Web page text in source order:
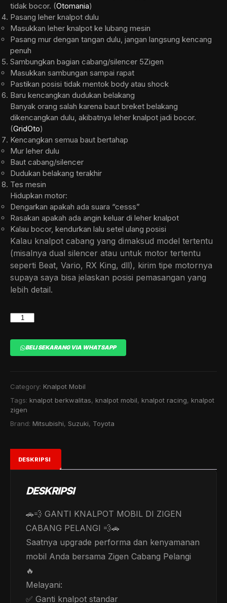
tidak bocor. (Otomania)
Pasang leher knalpot dulu
Masukkan leher knalpot ke lubang mesin
Pasang mur dengan tangan dulu, jangan langsung kencang
penuh
Sambungkan bagian cabang/silencer 5Zigen
Masukkan sambungan sampai rapat
Pastikan posisi tidak mentok body atau shock
Baru kencangkan dudukan belakang
Banyak orang salah karena baut breket belakang
dikencangkan dulu, akibatnya leher knalpot jadi bocor.
(GridOto)
Kencangkan semua baut bertahap
Mur leher dulu
Baut cabang/silencer
Dudukan belakang terakhir
Tes mesin
Hidupkan motor:
Dengarkan apakah ada suara “cesss”
Rasakan apakah ada angin keluar di leher knalpot
Kalau bocor, kendurkan lalu setel ulang posisi
Kalau knalpot cabang yang dimaksud model tertentu
(misalnya dual silencer atau untuk motor tertentu
seperti Beat, Vario, RX King, dll), kirim tipe motornya
supaya saya bisa jelaskan posisi pemasangan yang
lebih detail.
KNALPOT
5
ZIGEN
quantity
BELI SEKARANG VIA WHATSAPP
Category: Knalpot Mobil
Tags: knalpot berkwalitas, knalpot mobil, knalpot racing, knalpot
zigen
Brand: Mitsubishi, Suzuki, Toyota
DESKRIPSI
DESKRIPSI
🚗💨 GANTI KNALPOT MOBIL DI ZIGEN
CABANG PELANGI 💨🚗
Saatnya upgrade performa dan kenyamanan
mobil Anda bersama Zigen Cabang Pelangi
🔥
Melayani:
✅ Ganti knalpot standar